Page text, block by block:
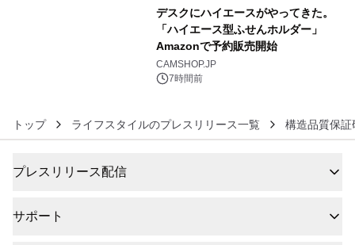
アーティストを フィーチャーしたアニ
メーションを公開～
デスクにハイエースがやってきた。
「ハイエース型ふせんホルダー」
Amazonで予約販売開始
CAMSHOP.JP
7時間前
トップ ライフスタイルのプレスリリース一覧 構造品質保
プレスリリース配信
サポート